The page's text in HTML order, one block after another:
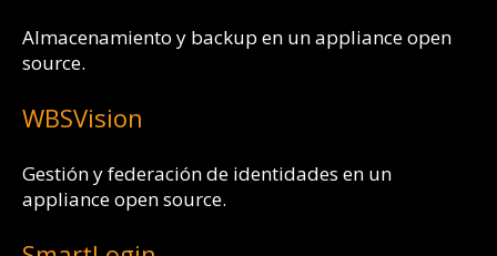
Almacenamiento y backup en un appliance open
source.
WBSVision
Gestión y federación de identidades en un
appliance open source.